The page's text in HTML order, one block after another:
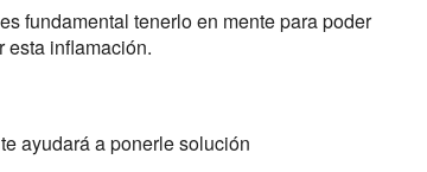
fundamental tenerlo en mente para poder
esta inflamación.
ayudará a ponerle solución